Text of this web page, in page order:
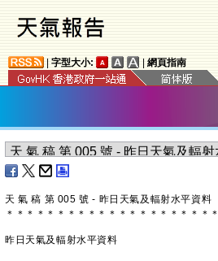
字型大小: 網頁指南
天 氣 稿 第 005 號 - 昨日天氣及輻射水平資料
＊ ＊ ＊ ＊ ＊ ＊ ＊ ＊ ＊ ＊ ＊ ＊ ＊ ＊ ＊ ＊ ＊ ＊ ＊ ＊ ＊
昨日天氣及輻射水平資料